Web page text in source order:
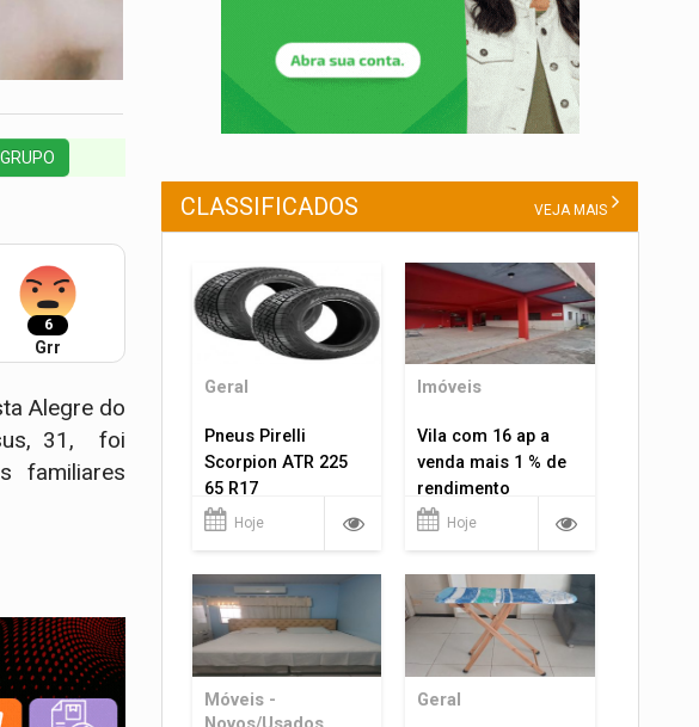
6
Grr
Alegre do
31, foi
familiares
CLASSIFICADOS VEJA MAIS
Geral
Pneus Pirelli
Scorpion ATR 225
65 R17
Hoje
Imóveis
Vila com 16 ap a
venda mais 1 % de
rendimento
Hoje
Móveis -
Geral